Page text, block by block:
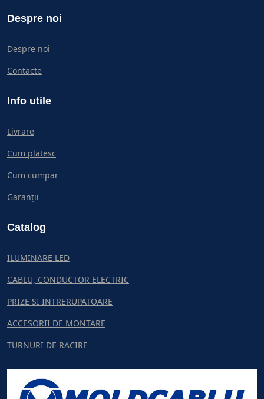
Despre noi
Despre noi
Contacte
Info utile
Livrare
Cum platesc
Cum cumpar
Garanții
Catalog
ILUMINARE LED
CABLU, CONDUCTOR ELECTRIC
PRIZE SI INTRERUPATOARE
ACCESORII DE MONTARE
TURNURI DE RACIRE